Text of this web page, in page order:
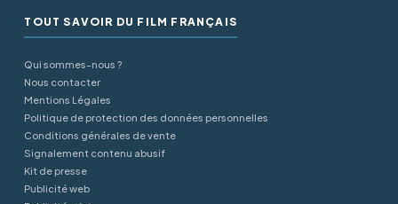
TOUT SAVOIR DU FILM FRANÇAIS
Qui sommes-nous ?
Nous contacter
Mentions Légales
Politique de protection des données personnelles
Conditions générales de vente
Signalement contenu abusif
Kit de presse
Publicité web